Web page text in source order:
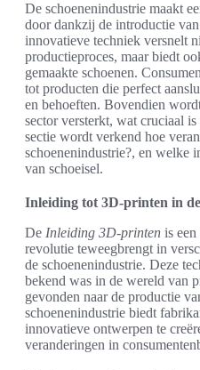
De schoenenindustrie maakt
door dankzij de introductie
innovatieve techniek versnelt
productieproces, maar biedt
gemaakte schoenen.
tot producten die perfect
en behoeften. Bovendien
sector versterkt, wat cruciaal
sectie wordt verkend hoe
schoenenindustrie?, en welke
van schoeisel.
Inleiding tot 3D-printen in
De Inleiding 3D-printen is
revolutie teweegbrengt in
de schoenenindustrie. Deze
bekend was in de wereld van
gevonden naar de productie
schoenenindustrie biedt
innovatieve ontwerpen te
veranderingen in